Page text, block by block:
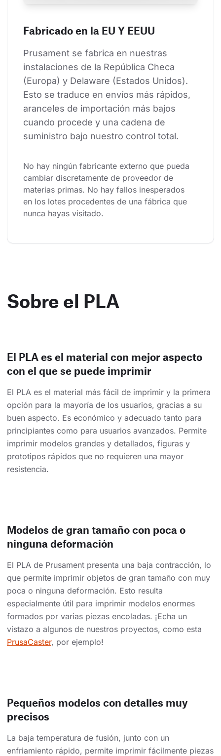
Fabricado en la EU Y EEUU
Prusament se fabrica en nuestras
instalaciones de la República Checa
(Europa) y Delaware (Estados Unidos).
Esto se traduce en envíos más rápidos,
aranceles de importación más bajos
cuando procede y una cadena de
suministro bajo nuestro control total.
No hay ningún fabricante externo que pueda
cambiar discretamente de proveedor de
materias primas. No hay fallos inesperados
en los lotes procedentes de una fábrica que
nunca hayas visitado.
Sobre el PLA
El PLA es el material con mejor aspecto
con el que se puede imprimir
El PLA es el material más fácil de imprimir y la primera
opción para la mayoría de los usuarios, gracias a su
buen aspecto. Es económico y adecuado tanto para
principiantes como para usuarios avanzados. Permite
imprimir modelos grandes y detallados, figuras y
prototipos rápidos que no requieren una mayor
resistencia.
Modelos de gran tamaño con poca o
ninguna deformación
El PLA de Prusament presenta una baja contracción, lo
que permite imprimir objetos de gran tamaño con muy
poca o ninguna deformación. Esto resulta
especialmente útil para imprimir modelos enormes
formados por varias piezas encoladas. ¡Echa un
vistazo a algunos de nuestros proyectos, como esta
PrusaCaster, por ejemplo!
Pequeños modelos con detalles muy
precisos
La baja temperatura de fusión, junto con un
enfriamiento rápido, permite imprimir fácilmente piezas